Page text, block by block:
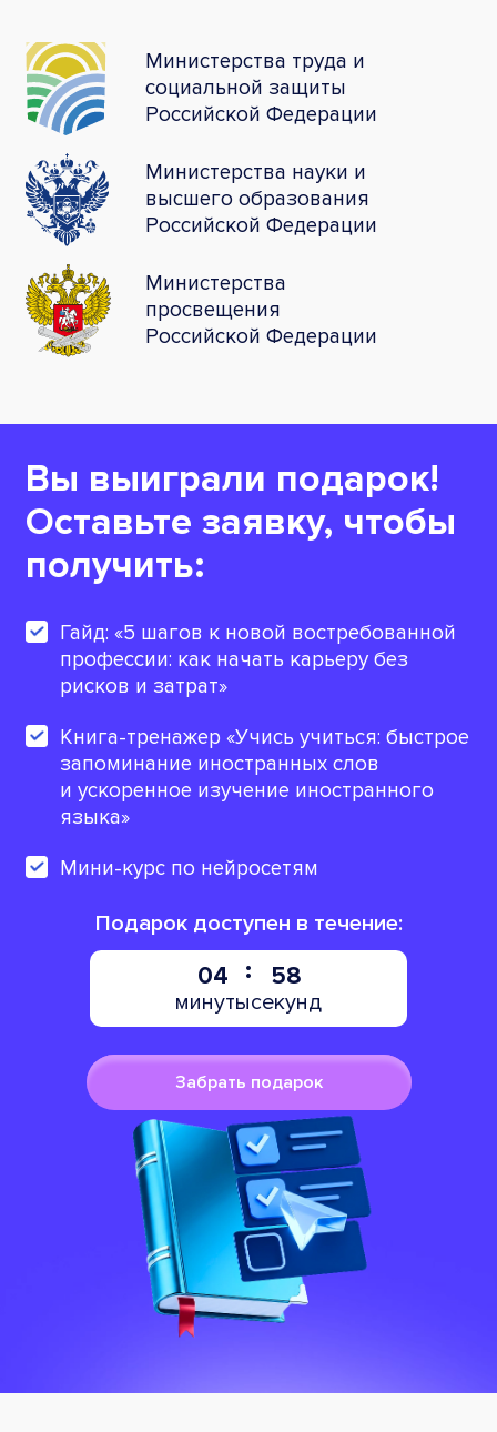
Министерства труда и
социальной защиты
Российской Федерации
Министерства науки и
высшего образования
Российской Федерации
Министерства
просвещения
Российской Федерации
Вы выиграли подарок!
Оставьте заявку, чтобы
получить:
Гайд: «5 шагов к новой востребованной
профессии: как начать карьеру без
рисков и затрат»
Книга-тренажер «Учись учиться: быстрое
запоминание иностранных слов
и ускоренное изучение иностранного
языка»
Мини-курс по нейросетям
Забрать подарок
Подарок доступен в течение:
04
минуты
57
секунд